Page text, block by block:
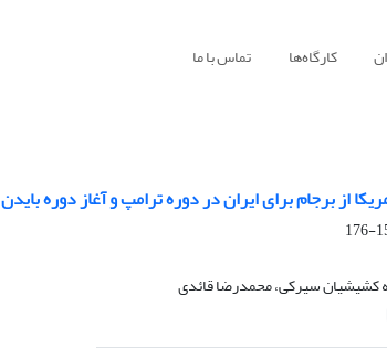
کارگاه‌ها تماس با ما
از برجام برای ایران در دوره ترامپ و آغاز دوره بایدن
کشیشیان سیرکی، محمدرضا قائدی